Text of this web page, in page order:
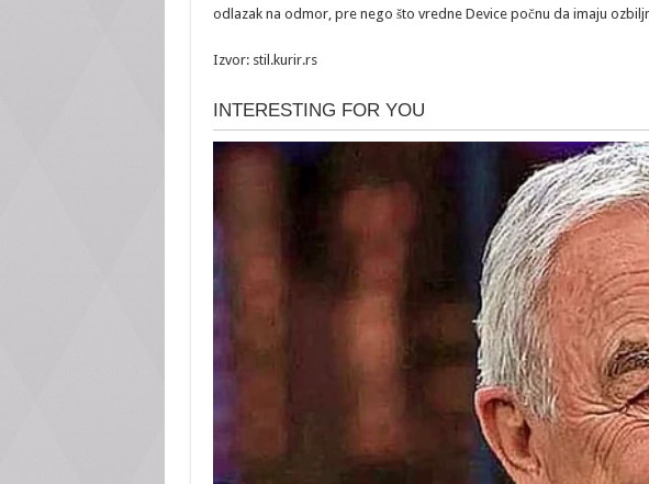
odlazak na odmor, pre nego što vredne Device počnu da imaju
Izvor: stil.kurir.rs